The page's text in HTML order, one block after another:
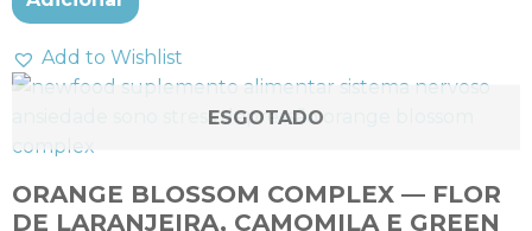
Add to Wishlist
ESGOTADO
ORANGE BLOSSOM COMPLEX — FLOR
DE LARANJEIRA, CAMOMILA E GREEN